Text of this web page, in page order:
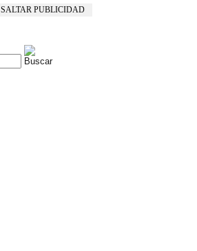
SALTAR PUBLICIDAD